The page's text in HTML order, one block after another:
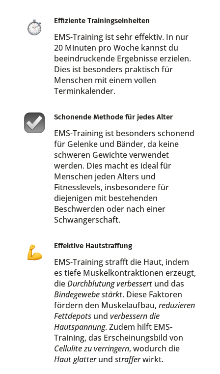
Effiziente Trainingseinheiten
EMS-Training ist sehr effektiv. In nur
20 Minuten pro Woche kannst du
beeindruckende Ergebnisse erzielen.
Dies ist besonders praktisch für
Menschen mit einem vollen
Terminkalender.
Schonende Methode für jedes Alter
EMS-Training ist besonders schonend
für Gelenke und Bänder, da keine
schweren Gewichte verwendet
werden. Dies macht es ideal für
Menschen jeden Alters und
Fitnesslevels, insbesondere für
diejenigen mit bestehenden
Beschwerden oder nach einer
Schwangerschaft.
Effektive Hautstraffung
EMS-Training strafft die Haut, indem
es tiefe Muskelkontraktionen erzeugt,
dieDurchblutung verbessertund das
Bindegewebe stärkt. Diese Faktoren
fördern den Muskelaufbau, reduzieren
Fettdepotsund verbessern die
Hautspannung. Zudem hilft EMS-
Training, das Erscheinungsbild von
Cellulite zu verringern, wodurch die
Haut glatterund strafferwirkt.